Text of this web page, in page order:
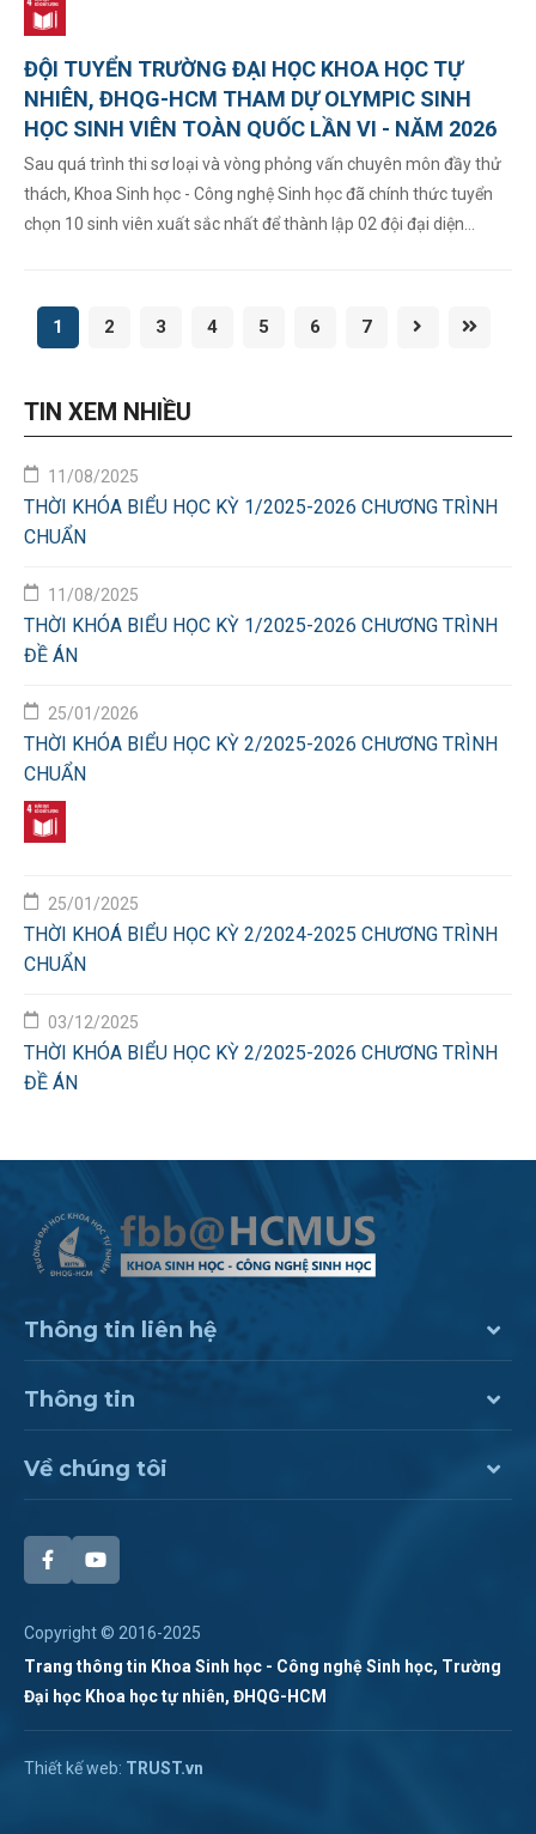
TIN XEM NHIỀU
11/08/2025
THỜI KHÓA BIỂU HỌC KỲ 1/2025-2026 CHƯƠNG TRÌNH
CHUẨN
11/08/2025
THỜI KHÓA BIỂU HỌC KỲ 1/2025-2026 CHƯƠNG TRÌNH
ĐỀ ÁN
25/01/2026
THỜI KHÓA BIỂU HỌC KỲ 2/2025-2026 CHƯƠNG TRÌNH
CHUẨN
25/01/2025
THỜI KHOÁ BIỂU HỌC KỲ 2/2024-2025 CHƯƠNG TRÌNH
CHUẨN
03/12/2025
THỜI KHÓA BIỂU HỌC KỲ 2/2025-2026 CHƯƠNG TRÌNH
ĐỀ ÁN
ĐỘI TUYỂN TRƯỜNG ĐẠI HỌC KHOA HỌC TỰ
NHIÊN, ĐHQG-HCM THAM DỰ OLYMPIC SINH
HỌC SINH VIÊN TOÀN QUỐC LẦN VI - NĂM 2026
Sau quá trình thi sơ loại và vòng phỏng vấn chuyên môn đầy thử
thách, Khoa Sinh học - Công nghệ Sinh học đã chính thức tuyển
chọn 10 sinh viên xuất sắc nhất để thành lập 02 đội đại diện
1 2 3 4 5 6 7
Thông tin liên hệ
Thông tin
Về chúng tôi
Copyright © 2016-2025
Trang thông tin Khoa Sinh học - Công nghệ Sinh học, Trường
Đại học Khoa học tự nhiên, ĐHQG-HCM
Thiết kế web: TRUST.vnHotline:
Chat Zalo